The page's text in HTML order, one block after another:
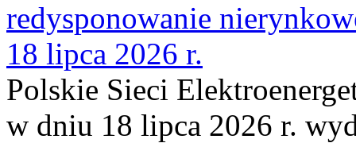
redysponowanie
18 lipca 2026 r.
Polskie Sieci
w dniu 18 lipca 2026 r.